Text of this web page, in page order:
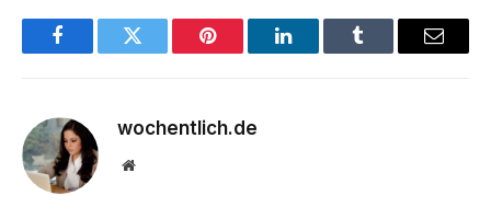
FacebookTwitter Pinterest LinkedInTumblr Email
wochentlich.de
Website